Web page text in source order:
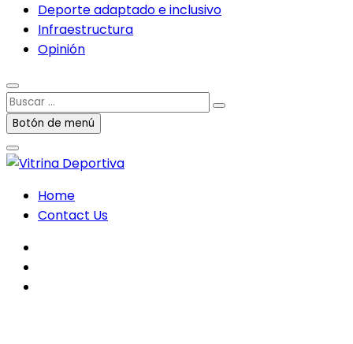
Deporte adaptado e inclusivo
Infraestructura
Opinión
Buscar
…Botón de menú
Home
Contact Us